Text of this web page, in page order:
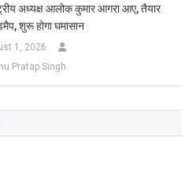
अध्यक्ष आलोक कुमार आगरा आए, तैयार
शुरू होगा घमासान
1, 2026
Pratap Singh